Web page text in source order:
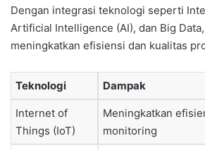
Dengan integrasi teknologi seperti
Artificial Intelligence (AI), dan Big
meningkatkan efisiensi dan kualitas
Teknologi Dampak
Internet of
Things (IoT)
Meningkatkan
monitoring